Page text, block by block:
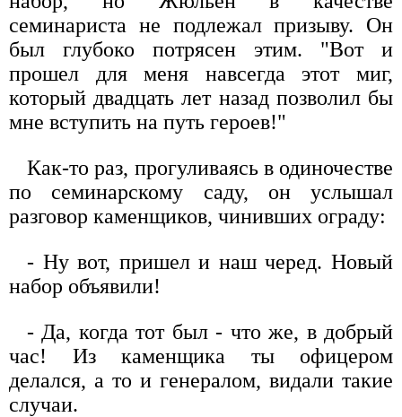
семинариста не подлежал призыву. Он
был глубоко потрясен этим. "Вот и
прошел для меня навсегда этот миг,
который двадцать лет назад позволил бы
мне вступить на путь героев!"
Как-то раз, прогуливаясь в одиночестве
по семинарскому саду, он услышал
разговор каменщиков, чинивших ограду:
- Ну вот, пришел и наш черед. Новый
набор объявили!
- Да, когда тот был - что же, в добрый
час! Из каменщика ты офицером
делался, а то и генералом, видали такие
случаи.